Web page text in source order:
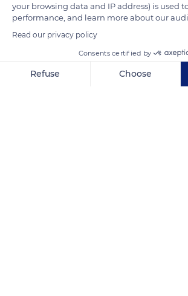
meurtrières sont ajoutées au XIIIe siècle. Sans
elles permettent aux défenseurs d’éviter les
surprises.
READ MORE TRANSLATE
your browsing data and IP address) is used
performance, and learn more about our
Read our privacy policy
Consents certified by
Refuse Choose